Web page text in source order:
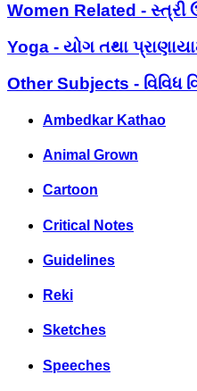
Women Related - સ્ત્રી
Yoga - યોગ તથા
Other Subjects - વિવિધ
Ambedkar Kathao
Animal Grown
Cartoon
Critical Notes
Guidelines
Reki
Sketches
Speeches